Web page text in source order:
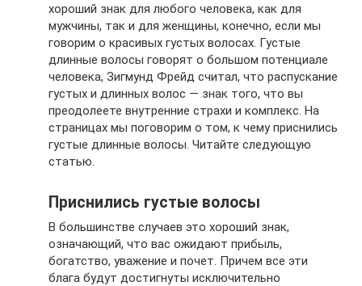
хороший знак для любого человека, как для
мужчины, так и для женщины, конечно, если мы
говорим о красивых густых волосах. Густые
длинные волосы говорят о большом потенциале
человека, Зигмунд Фрейд считал, что распускание
густых и длинных волос — знак того, что вы
преодолеете внутренние страхи и комплекс. На
страницах мы поговорим о том, к чему приснились
густые длинные волосы. Читайте следующую
статью.
Приснились густые волосы
В большинстве случаев это хороший знак,
означающий, что вас ожидают прибыль,
богатство, уважение и почет. Причем все эти
блага будут достигнуты исключительно